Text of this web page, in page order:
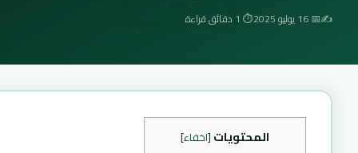
✍️📅 16 يوليو 2025 ⏱️ 1 دقائق قراءة
المحتويات [اخفاء]